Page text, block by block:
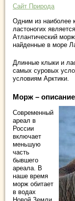
Сайт Природа
Одним из наиболее
ластоногих
Атлантический
найденные в море
Длинные клыки и
самых суровых
условиям Арктики.
Морж –
Современный
ареал в
России
включает
меньшую
часть
бывшего
ареала. В
наше время
морж обитает
в водах